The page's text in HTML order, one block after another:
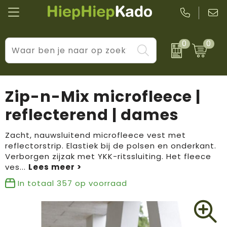
0 0
Kantoor & schrijfwaren
Wellness & verzorging
Tassen & reizen
Huis, tuin & keuken
Kleding & accessoires
Sport & vrije tijd
Levensstijl
Prijs & impact
BIC
Boska
Brandflavours
Camelbak
LogoSeat
Zip-n-Mix microfleece |
reflecterend | dames
Zacht, nauwsluitend microfleece vest met
reflectorstrip. Elastiek bij de polsen en onderkant.
Verborgen zijzak met YKK-ritssluiting. Het fleece
ves...
In totaal 357 op voorraad